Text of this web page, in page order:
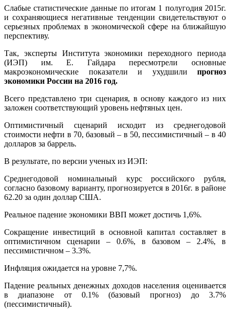
Слабые статистические данные по итогам 1 полугодия 2015г.
и сохраняющиеся негативные тенденции свидетельствуют о
серьезных проблемах в экономической сфере на ближайшую
перспективу.
Так, эксперты Института экономики переходного периода
(ИЭП) им. Е. Гайдара пересмотрели основные
макроэкономические показатели и ухудшили прогноз
экономики России на 2016 год.
Всего представлено три сценария, в основу каждого из них
заложен соответствующий уровень нефтяных цен.
Оптимистичный сценарий исходит из среднегодовой
стоимости нефти в 70, базовый – в 50, пессимистичный – в 40
долларов за баррель.
В результате, по версии ученых из ИЭП:
Среднегодовой номинальный курс российского рубля,
согласно базовому варианту, прогнозируется в 2016г. в районе
62.20 за один доллар США.
Реальное падение экономики ВВП может достичь 1,6%.
Сокращение инвестиций в основной капитал составляет в
оптимистичном сценарии – 0.6%, в базовом – 2.4%, в
пессимистичном – 3.3%.
Инфляция ожидается на уровне 7,7%.
Падение реальных денежных доходов населения оценивается
в диапазоне от 0.1% (базовый прогноз) до 3.7%
(пессимистичный).